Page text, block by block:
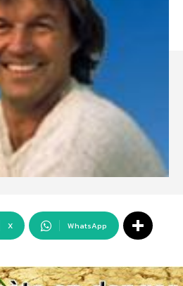
X WhatsApp